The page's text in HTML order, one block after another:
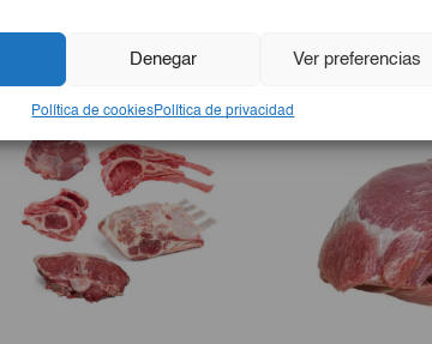
Denegar Ver preferencias
Política de cookiesPolítica de privacidad